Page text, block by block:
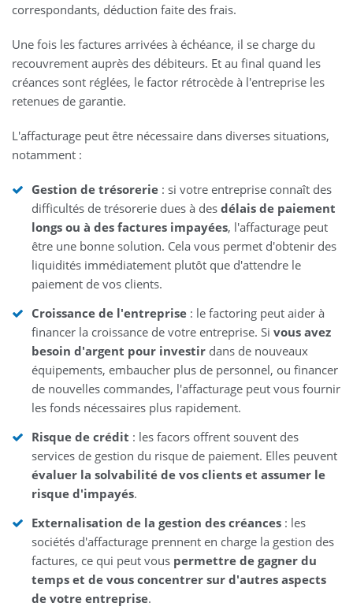
correspondants, déduction faite des frais.
Une fois les factures arrivées à échéance, il se charge du
recouvrement auprès des débiteurs. Et au final quand les
créances sont réglées, le factor rétrocède à l'entreprise les
retenues de garantie.
L'affacturage peut être nécessaire dans diverses situations,
notamment :
Gestion de trésorerie : si votre entreprise connaît des
difficultés de trésorerie dues à des délais de paiement
longs ou à des factures impayées, l'affacturage peut
être une bonne solution. Cela vous permet d'obtenir des
liquidités immédiatement plutôt que d'attendre le
paiement de vos clients.
Croissance de l'entreprise : le factoring peut aider à
financer la croissance de votre entreprise. Si vous avez
besoin d'argent pour investir dans de nouveaux
équipements, embaucher plus de personnel, ou financer
de nouvelles commandes, l'affacturage peut vous fournir
les fonds nécessaires plus rapidement.
Risque de crédit : les facors offrent souvent des
services de gestion du risque de paiement. Elles peuvent
évaluer la solvabilité de vos clients et assumer le
risque d'impayés.
Externalisation de la gestion des créances : les
sociétés d'affacturage prennent en charge la gestion des
factures, ce qui peut vous permettre de gagner du
temps et de vous concentrer sur d'autres aspects
de votre entreprise.